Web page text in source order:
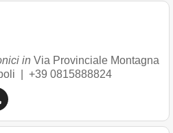
in Via Provinciale Montagna
+39 0815888824